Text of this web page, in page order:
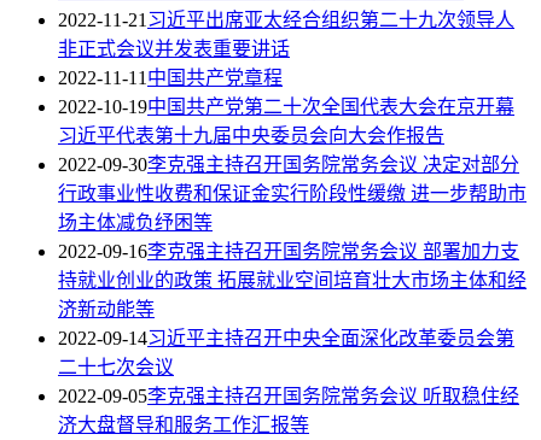
2022-11-21习近平出席亚太经合组织第二十九次领导人
非正式会议并发表重要讲话
2022-11-11中国共产党章程
2022-10-19中国共产党第二十次全国代表大会在京开幕
习近平代表第十九届中央委员会向大会作报告
2022-09-30李克强主持召开国务院常务会议 决定对部分
行政事业性收费和保证金实行阶段性缓缴 进一步帮助市
场主体减负纾困等
2022-09-16李克强主持召开国务院常务会议 部署加力支
持就业创业的政策 拓展就业空间培育壮大市场主体和经
济新动能等
2022-09-14习近平主持召开中央全面深化改革委员会第
二十七次会议
2022-09-05李克强主持召开国务院常务会议 听取稳住经
济大盘督导和服务工作汇报等